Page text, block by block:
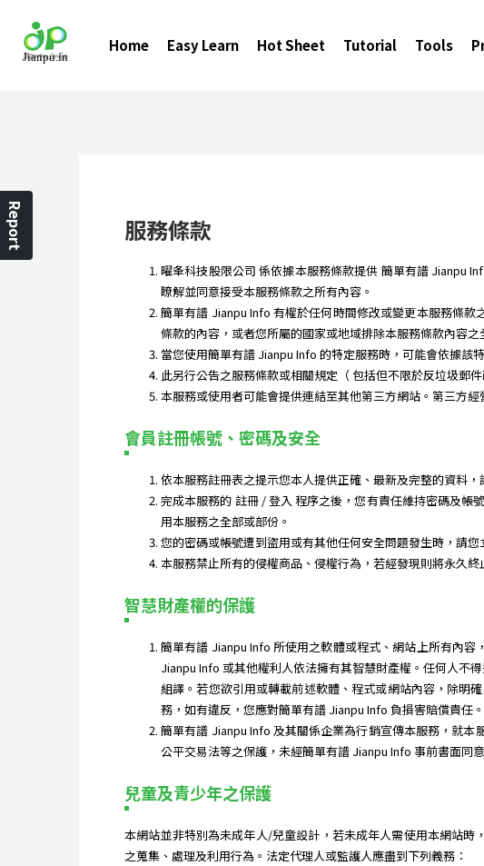
Home Easy Learn Hot Sheet Tutorial Tools
服務條款
曜夆科技股限公司 係依據本服務條款提供 簡單有譜 Jianpu
瞭解並同意接受本服務條款之所有內容。
簡單有譜 Jianpu Info 有權於任何時間修改或變更本服務條
條款的內容，或者您所屬的國家或地域排除本服務條款內容
當您使用簡單有譜 Jianpu Info 的特定服務時，可能會依據該
此另行公告之服務條款或相關規定（ 包括但不限於反垃圾郵
本服務或使用者可能會提供連結至其他第三方網站。第三方
會員註冊帳號、密碼及安全
依本服務註冊表之提示您本人提供正確、最新及完整的資料
完成本服務的 註冊 / 登入 程序之後，您有責任維持密碼及
用本服務之全部或部份。
您的密碼或帳號遭到盜用或有其他任何安全問題發生時，請
本服務禁止所有的侵權商品、侵權行為，若經發現則將永久終
智慧財產權的保護
簡單有譜 Jianpu Info 所使用之軟體或程式、網站上所有內
Jianpu Info 或其他權利人依法擁有其智慧財產權。任何人不
組譯。若您欲引用或轉載前述軟體、程式或網站內容，除明
務，如有違反，您應對簡單有譜 Jianpu Info 負損害賠償責任。
簡單有譜 Jianpu Info 及其關係企業為行銷宣傳本服務，就
公平交易法等之保護，未經簡單有譜 Jianpu Info 事前書面同
兒童及青少年之保護
本網站並非特別為未成年人/兒童設計，若未成年人需使用本網站
之蒐集、處理及利用行為。法定代理人或監護人應盡到下列義務：
Report